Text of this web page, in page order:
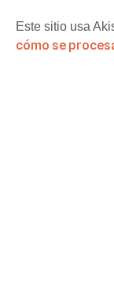
Este sitio usa
cómo se